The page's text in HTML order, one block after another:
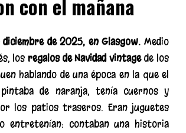
con el mañana
diciembre de 2025, en Glasgow. Medio
los regalos de Navidad vintagede los
hablando de una época en la que el
de naranja, tenía cuernos y
los patios traseros. Eran juguetes
entretenían: contaban una historia